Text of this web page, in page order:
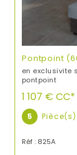
Pontpoint
en exclusivite
pontpoint
1 107 € CC*
5 Pièce(s)
Réf : 825A